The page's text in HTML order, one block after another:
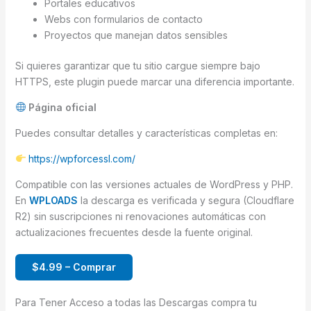
Portales educativos
Webs con formularios de contacto
Proyectos que manejan datos sensibles
Si quieres garantizar que tu sitio cargue siempre bajo
HTTPS, este plugin puede marcar una diferencia importante.
Página oficial
Puedes consultar detalles y características completas en:
https://wpforcessl.com/
Compatible con las versiones actuales de WordPress y PHP.
En WPLOADS la descarga es verificada y segura (Cloudflare
R2) sin suscripciones ni renovaciones automáticas con
actualizaciones frecuentes desde la fuente original.
$4.99 – Comprar
Para Tener Acceso a todas las Descargas compra tu